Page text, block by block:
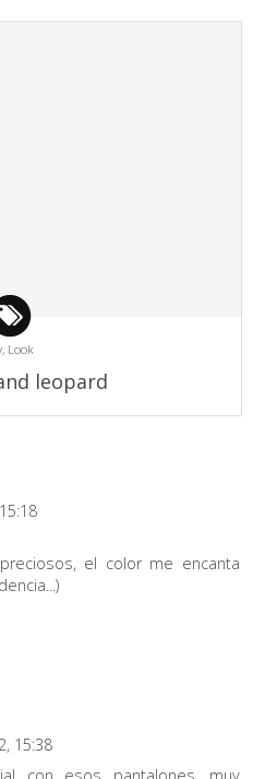
Look
leopard
el color me encanta
15:38